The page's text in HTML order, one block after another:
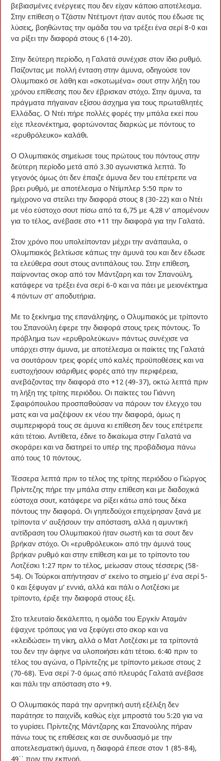
βεβιασμένες ενέργειες που δεν είχαν κάποιο αποτέλεσμα.
Στην επίθεση ο Τζάστιν Ντέτμοντ ήταν αυτός που έδωσε τις
λύσεις, βοηθώντας την ομάδα του να τρέξει ένα σερί 8-0 και
να ρίξει την διαφορά στους 6 (14-20).
Στην δεύτερη περίοδο, η Γαλατά συνέχισε στον ίδιο ρυθμό.
Παίζοντας με πολλή ένταση στην άμυνα, οδηγούσε τον
Ολυμπιακό σε λάθη και «σκοτωμένα» σουτ στην λήξη του
χρόνου επίθεσης που δεν έβρισκαν στόχο. Στην άμυνα, τα
πράγματα πήγαιναν εξίσου άσχημα για τους πρωταθλητές
Ελλάδας. Ο Ντέι πήρε πολλές φορές την μπάλα εκεί που
είχε πλεονέκτημα, φορτώνοντας διαρκώς με πόντους το
«ερυθρόλευκο» καλάθι.
Ο Ολυμπιακός σημείωσε τους πρώτους του πόντους στην
δεύτερη περίοδο μετά από 3.30 αγωνιστικά λεπτά. Το
γεγονός όμως ότι δεν έπαιζε άμυνα δεν του επέτρεπε να
βρει ρυθμό, με αποτέλεσμα ο Ντίμπλερ 5:50 πριν το
ημίχρονο να στείλει την διαφορά στους 8 (30-22) και ο Ντέι
με νέο εύστοχο σουτ πίσω από τα 6,75 με 4,28 ν’ απομένουν
για το τέλος, ανέβασε στο +11 την διαφορά για την Γαλατά.
Στον χρόνο που υπολείπονταν μέχρι την ανάπαυλα, ο
Ολυμπιακός βελτίωσε κάπως την άμυνά του και δεν έδωσε
τα ελεύθερα σουτ στους αντιπάλους του. Στην επίθεση,
παίρνοντας σκορ από τον Μάντζαρη και τον Σπανούλη,
κατάφερε να τρέξει ένα σερί 6-0 και να πάει με μειονέκτημα
4 πόντων στ’ αποδυτήρια.
Με το ξεκίνημα της επανάληψης, ο Ολυμπιακός με τρίποντο
του Σπανούλη έφερε την διαφορά στους τρεις πόντους. Το
πρόβλημα των «ερυθρολεύκων» πάντως συνέχισε να
υπάρχει στην άμυνα, με αποτέλεσμα οι παίκτες της Γαλατά
να σουτάρουν τρεις φορές υπό καλές προϋποθέσεις και να
ευστοχήσουν ισάριθμες φορές από την περιφέρεια,
ανεβάζοντας την διαφορά στο +12 (49-37), οκτώ λεπτά πριν
τη λήξη της τρίτης περιόδου. Οι παίκτες του Γιάννη
Σφαιρόπουλου προσπαθούσαν να πάρουν τον έλεγχο του
ματς και να μαζέψουν εκ νέου την διαφορά, όμως η
συμπεριφορά τους σε άμυνα κι επίθεση δεν τους επέτρεπε
κάτι τέτοιο. Αντίθετα, έδινε το δικαίωμα στην Γαλατά να
σκοράρει και να διατηρεί το υπέρ της προβάδισμα πάνω
από τους 10 πόντους.
Τέσσερα λεπτά πριν το τέλος της τρίτης περιόδου ο Γιώργος
Πρίντεζης πήρε την μπάλα στην επίθεση και με διαδοχικά
εύστοχα σουτ, κατάφερε να ρίξει κάτω από τους δέκα
πόντους την διαφορά. Οι γηπεδούχοι επιχείρησαν ξανά με
τρίποντα ν’ αυξήσουν την απόσταση, αλλά η αμυντική
αντίδραση του Ολυμπιακού ήταν σωστή και τα σουτ δεν
βρήκαν στόχο. Οι «ερυθρόλευκοι» από την άμυνά τους
βρήκαν ρυθμό και στην επίθεση και με το τρίποντο του
Λοτζέσκι 1:27 πριν το τέλος, μείωσαν στους τέσσερις (58-
54). Οι Τούρκοι απήντησαν σ’ εκείνο το σημείο μ’ ένα σερί 5-
0 και ξέφυγαν μ’ εννιά, αλλά και πάλι ο Λοτζέσκι με
τρίποντο, έριξε την διαφορά στους έξι.
Στο τελευταίο δεκάλεπτο, η ομάδα του Εργκίν Αταμάν
έψαχνε τρόπους για να ξεφύγει στο σκορ και να
«κλειδώσει» τη νίκη, αλλά ο Ματ Λοτζέσκι με τα τρίποντά
του δεν την άφηνε να υλοποιήσει κάτι τέτοιο. 6:40 πριν το
τέλος του αγώνα, ο Πρίντεζης με τρίποντο μείωσε στους 2
(70-68). Ένα σερί 7-0 όμως από πλευράς Γαλατά ανέβασε
και πάλι την απόσταση στο +9.
Ο Ολυμπιακός παρά την αρνητική αυτή εξέλιξη δεν
παράτησε το παιχνίδι, καθώς είχε μπροστά του 5:20 για να
το γυρίσει. Πρίντεζης Μάντζαρης και Σπανούλης πήραν
πάνω τους τις επιθέσεις και σε συνδυασμό με την
αποτελεσματική άμυνα, η διαφορά έπεσε στον 1 (85-84),
49΄΄ πριν την εκπνοή.